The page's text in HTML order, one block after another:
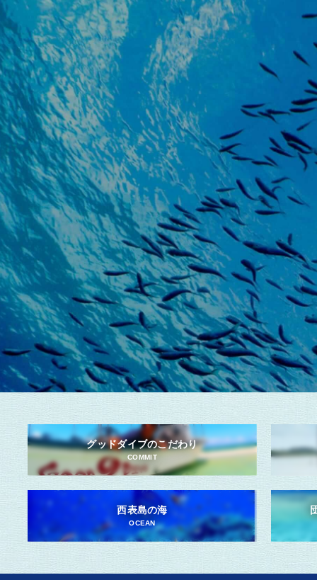
グッドダイブのこだわり
COMMIT
西表島の海
OCEAN